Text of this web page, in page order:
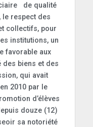
de qualité
le respect des
collectifs, pour
institutions, un
favorable aux
des biens et des
qui avait
2010 par le
d’élèves
douze (12)
sa notoriété